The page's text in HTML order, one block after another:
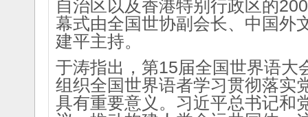
自治区以及香港特别行政区的
幕式由全国世协副会长、中国外
建平主持。
于涛指出，第15届全国世界语大
组织全国世界语者学习贯彻落实
具有重要意义。习近平总书记和